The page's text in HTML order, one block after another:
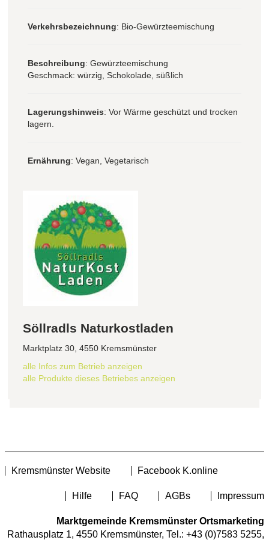
Verkehrsbezeichnung: Bio-Gewürzteemischung
Beschreibung: Gewürzteemischung
Geschmack: würzig, Schokolade, süßlich
Lagerungshinweis: Vor Wärme geschützt und trocken
lagern.
Ernährung: Vegan, Vegetarisch
Söllradls Naturkostladen
Marktplatz 30, 4550 Kremsmünster
alle Infos zum Betrieb anzeigen
alle Produkte dieses Betriebes anzeigen
Kremsmünster Website Facebook K.online
Hilfe FAQ AGBs Impressum
Marktgemeinde Kremsmünster Ortsmarketing
Rathausplatz 1, 4550 Kremsmünster, Tel.: +43 (0)7583 5255,